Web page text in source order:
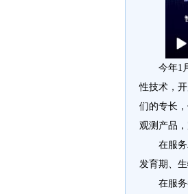
今年1
性技术，
们的专长
观测产品
在服
发育期、
在服